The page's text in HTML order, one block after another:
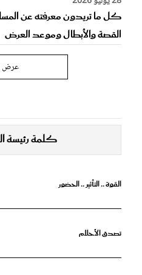
كل ما تريدون معرفته عن
القصة والأبطال وموعد العرض
عرض
كلمة رئيسة
القوة .. التأثير .. الحضور
تصدق الأحلام